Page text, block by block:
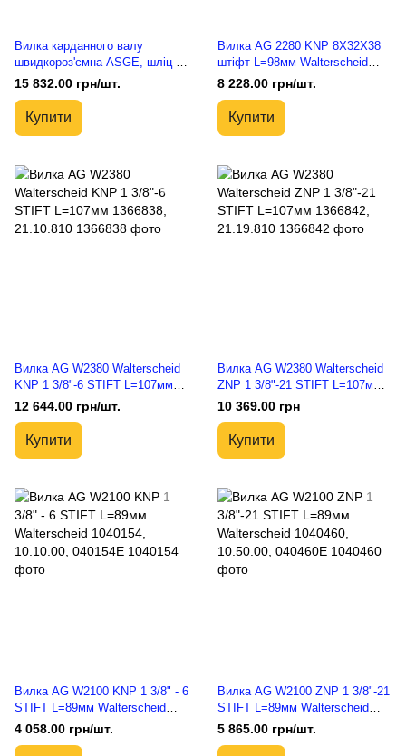
Вилка карданного валу
швидкороз'ємна ASGE, шліц 1-
3/8"-21, W2280 Walterscheid
1134546, 20.83.832
15 832.00 грн/шт.
Купити
Вилка AG 2280 KNP 8X32X38
штіфт L=98мм Walterscheid
1378672, 20.10.931
8 228.00 грн/шт.
Купити
Вилка AG W2380 Walterscheid
KNP 1 3/8"-6 STIFT L=107мм
1366838, 21.10.810
12 644.00 грн/шт.
Купити
Вилка AG W2380 Walterscheid
ZNP 1 3/8"-21 STIFT L=107мм
1366842, 21.19.810
10 369.00 грн
Купити
Вилка AG W2100 KNP 1 3/8" - 6
STIFT L=89мм Walterscheid
1040154, 10.10.00, 040154E
4 058.00 грн/шт.
Вилка AG W2100 ZNP 1 3/8"-21
STIFT L=89мм Walterscheid
1040460, 10.50.00, 040460E
5 865.00 грн/шт.